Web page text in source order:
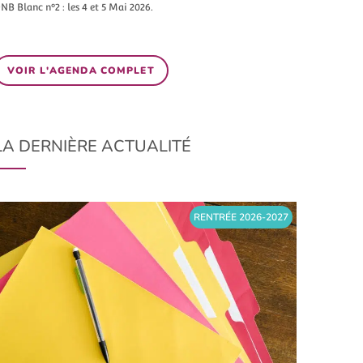
Blanc n°2 : les 4 et 5 Mai 2026.
VOIR L'AGENDA COMPLET
DERNIÈRE ACTUALITÉ
RENTRÉE 2026-2027